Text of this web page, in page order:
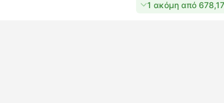
1 ακόμη από